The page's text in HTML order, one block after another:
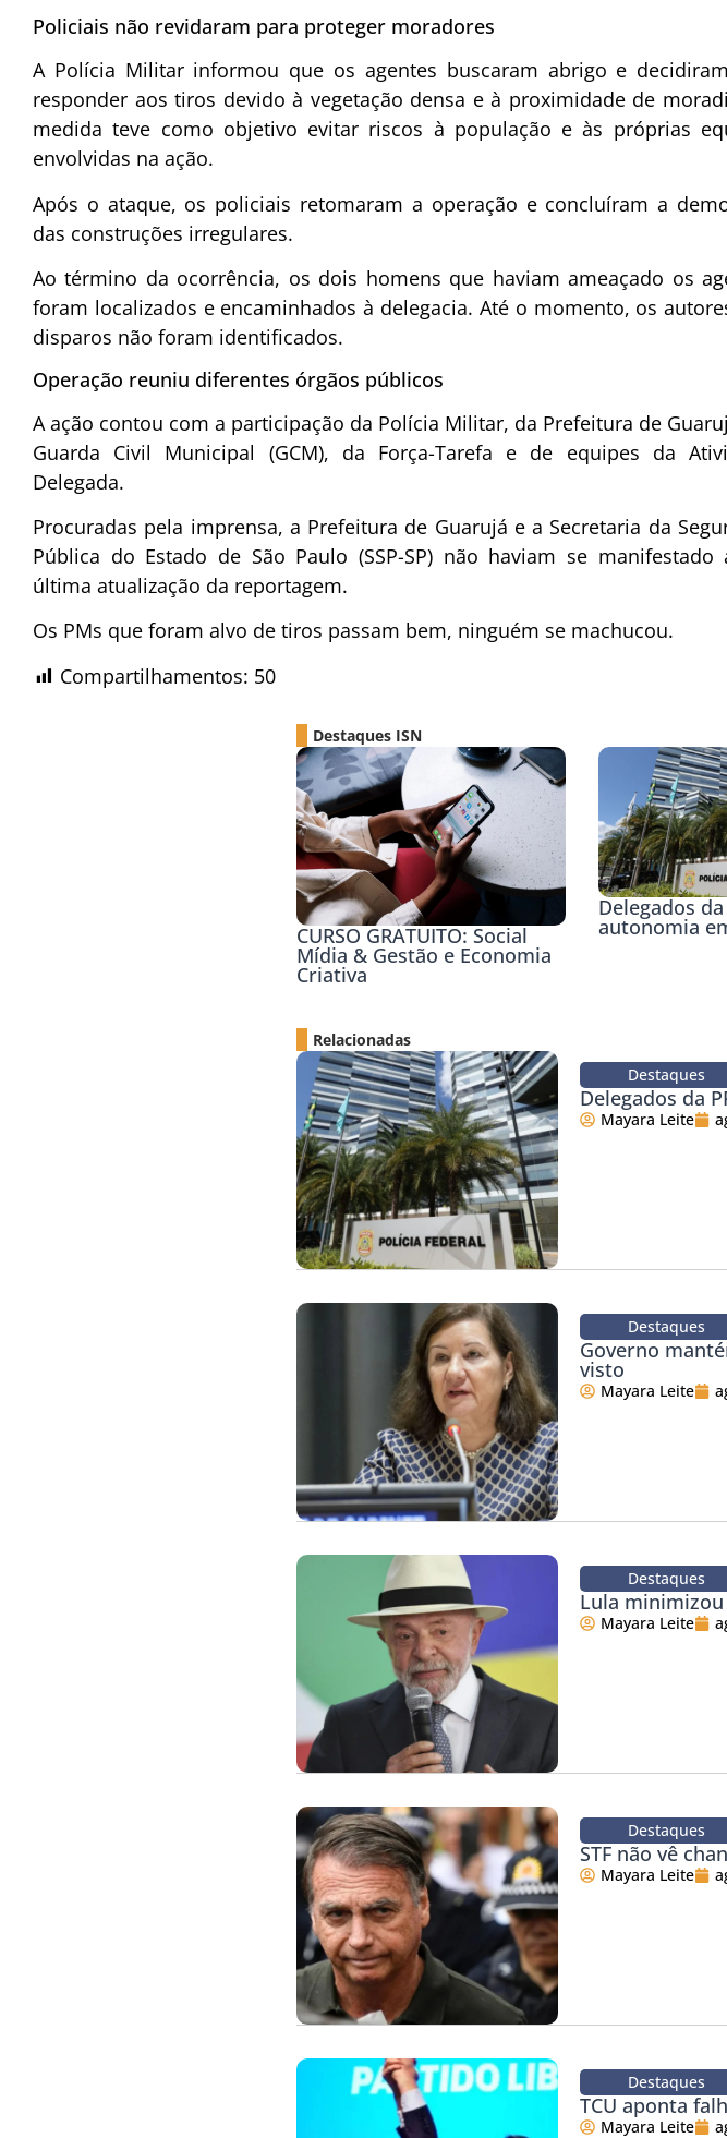
Policiais não revidaram para proteger moradores
A Polícia Militar informou que os agentes buscaram abrigo e
responder aos tiros devido à vegetação densa e à proximidade de
medida teve como objetivo evitar riscos à população e às próprias
envolvidas na ação.
Após o ataque, os policiais retomaram a operação e concluíram a
das construções irregulares.
Ao término da ocorrência, os dois homens que haviam ameaçado os
foram localizados e encaminhados à delegacia. Até o momento, os
disparos não foram identificados.
Operação reuniu diferentes órgãos públicos
A ação contou com a participação da Polícia Militar, da Prefeitura de
Guarda Civil Municipal (GCM), da Força-Tarefa e de equipes da
Delegada.
Procuradas pela imprensa, a Prefeitura de Guarujá e a Secretaria da
Pública do Estado de São Paulo (SSP-SP) não haviam se manifestado
última atualização da reportagem.
Os PMs que foram alvo de tiros passam bem, ninguém se machucou.
Compartilhamentos: 50
Destaques ISN
CURSO GRATUITO: Social
Mídia & Gestão e Economia
Criativa
Delegados
autonomia
Relacionadas
Destaques
Delegados da
Mayara Leite
Destaques
Governo
visto
Mayara Leite
Destaques
Lula
Mayara Leite
Destaques
STF não vê
Mayara Leite
Destaques
TCU aponta
Mayara Leite